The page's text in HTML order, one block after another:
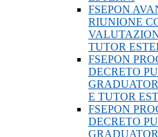
FSEPON
RIUNIONE
TUTOR
FSEPON
DECRETO
E TUTOR
FSEPON
DECRETO